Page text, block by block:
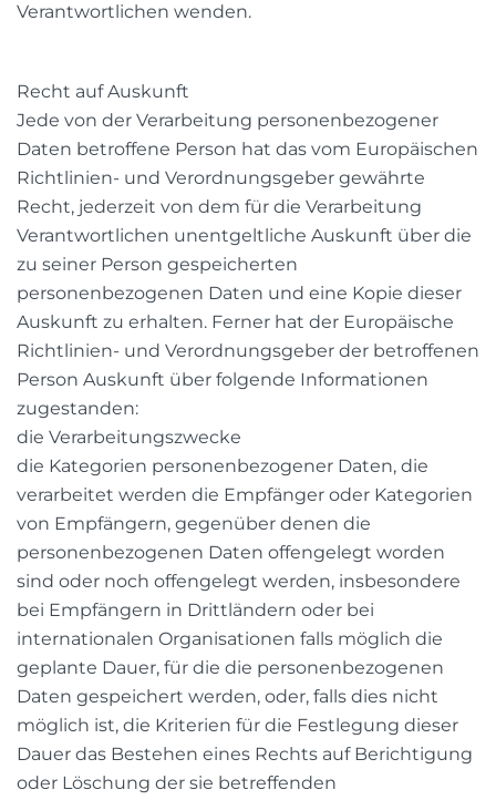
Verantwortlichen wenden.
Recht auf Auskunft
Jede von der Verarbeitung personenbezogener
Daten betroffene Person hat das vom Europäischen
Richtlinien- und Verordnungsgeber gewährte
Recht, jederzeit von dem für die Verarbeitung
Verantwortlichen unentgeltliche Auskunft über die
zu seiner Person gespeicherten
personenbezogenen Daten und eine Kopie dieser
Auskunft zu erhalten. Ferner hat der Europäische
Richtlinien- und Verordnungsgeber der betroffenen
Person Auskunft über folgende Informationen
zugestanden:
die Verarbeitungszwecke
die Kategorien personenbezogener Daten, die
verarbeitet werden die Empfänger oder Kategorien
von Empfängern, gegenüber denen die
personenbezogenen Daten offengelegt worden
sind oder noch offengelegt werden, insbesondere
bei Empfängern in Drittländern oder bei
internationalen Organisationen falls möglich die
geplante Dauer, für die die personenbezogenen
Daten gespeichert werden, oder, falls dies nicht
möglich ist, die Kriterien für die Festlegung dieser
Dauer das Bestehen eines Rechts auf Berichtigung
oder Löschung der sie betreffenden